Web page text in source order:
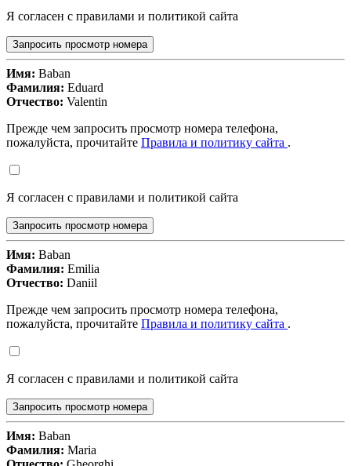
Я согласен с правилами и политикой сайта
Запросить просмотр номера
Имя: Baban
Фамилия: Eduard
Отчество: Valentin
Прежде чем запросить просмотр номера телефона,
пожалуйста, прочитайте Правила и политику сайта .
Я согласен с правилами и политикой сайта
Запросить просмотр номера
Имя: Baban
Фамилия: Emilia
Отчество: Daniil
Прежде чем запросить просмотр номера телефона,
пожалуйста, прочитайте Правила и политику сайта .
Я согласен с правилами и политикой сайта
Запросить просмотр номера
Имя: Baban
Фамилия: Maria